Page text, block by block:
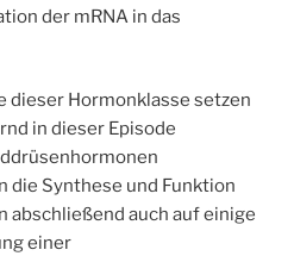
der mRNA in das
dieser Hormonklasse setzen
in dieser Episode
die Synthese und Funktion
abschließend auch auf einige
einer